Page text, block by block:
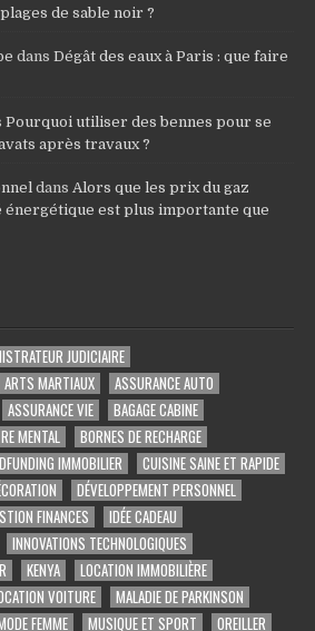
de sable noir ?
dansDégât des eaux à Paris : que faire
Pourquoi utiliser des bennes pour se
après travaux ?
dans Alors que les prix du gaz
énergétique est plus importante que
JUDICIAIRE
ARTS MARTIAUX
ASSURANCE AUTO
ASSURANCE VIE
BAGAGE CABINE
MENTAL
BORNES DE RECHARGE
IMMOBILIER
CUISINE SAINE ET RAPIDE
DÉVELOPPEMENT PERSONNEL
FINANCES
IDÉE CADEAU
INNOVATIONS TECHNOLOGIQUES
KENYA
LOCATION IMMOBILIÈRE
VOITURE
MALADIE DE PARKINSON
FEMME MUSIQUE ET SPORT
OREILLER